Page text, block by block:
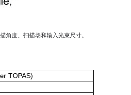
角度、扫描场和输入光束尺寸。
TOPAS)